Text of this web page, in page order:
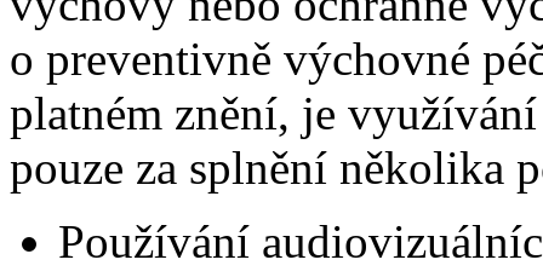
o preventivně výchovné
platném znění, je
pouze za splnění několika
Používání